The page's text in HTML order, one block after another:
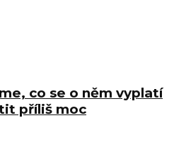
co se o něm vyplatí
příliš moc